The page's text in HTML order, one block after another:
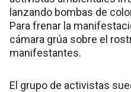
lanzando bombas de
Para frenar la
cámara grúa sobre el
manifestantes.
El grupo de activistas